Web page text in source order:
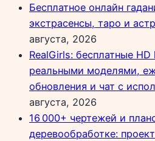
Бесплатное онлайн
экстрасенсы, таро и
августа, 2026
RealGirls: бесплатные
реальными моделями,
обновления и чат с
августа, 2026
16 000+ чертежей и
деревообработке: